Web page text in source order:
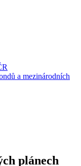
a mezinárodních
plánech